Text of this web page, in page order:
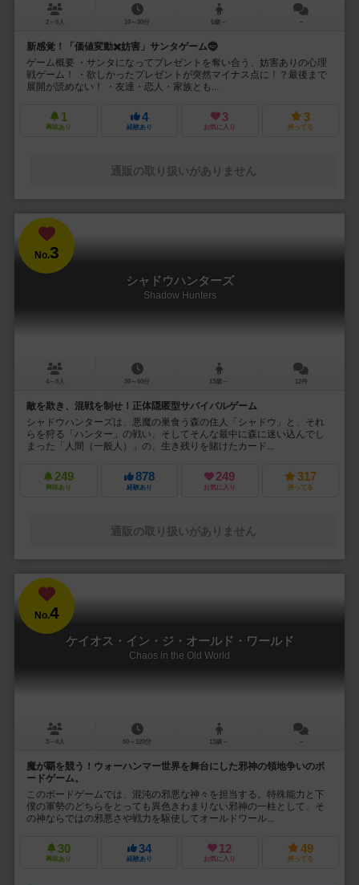
2～6人 10～30分 6歳～ －
新感覚！「価値変動✖️妨害」サンタゲーム🤶
ゲーム概要 ・サンタになってプレゼントを奪い合う、妨害ありの心理
戦ゲーム！ ・欲しかったプレゼントが突然マイナス点に！？最後まで
展開が読めない！ ・友達・恋人・家族とも...
1
興味あり
4
経験あり
3
お気に入り
3
持ってる
通販の取り扱いがありません
No.3
シャドウハンターズ
Shadow Hunters
4～8人 30～60分 13歳～ 12件
敵を欺き、混戦を制せ！正体隠匿型サバイバルゲーム
シャドウハンターズは、悪魔の巣食う森の住人「シャドウ」と、それ
らを狩る「ハンター」の戦い、そしてそんな最中に森に迷い込んでし
まった「人間（一般人）」の、生き残りを賭けたカード...
249
興味あり
878
経験あり
249
お気に入り
317
持ってる
通販の取り扱いがありません
No.4
ケイオス・イン・ジ・オールド・ワールド
Chaos in the Old World
3～4人 60～120分 13歳～ －
魔が覇を競う！ウォーハンマー世界を舞台にした邪神の領地争いのボ
ードゲーム。
このボードゲームでは、混沌の邪悪な神々を担当する。特殊能力と下
僕の軍勢のどちらをとっても異色きわまりない邪神の一柱として、そ
の神ならではの邪悪さや戦力を駆使してオールドワール...
30
興味あり
34
経験あり
12
お気に入り
49
持ってる